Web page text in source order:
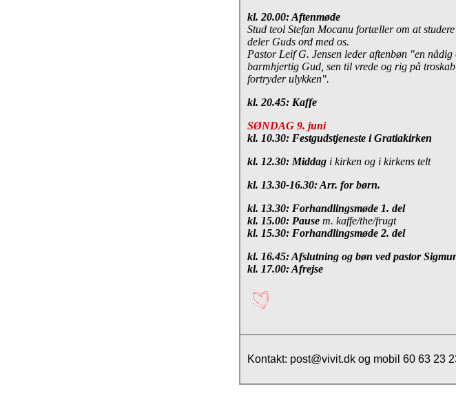
kl. 20.00: Aftenmøde
Stud teol Stefan Mocanu fortæller om at
deler Guds ord med os.
Pastor Leif G. Jensen leder aftenbøn "en nådig
barmhjertig Gud, sen til vrede og rig på
fortryder ulykken".
kl. 20.45: Kaffe
SØNDAG 9. juni
kl. 10.30: Festgudstjeneste i Gratiakirken
kl. 12.30: Middag i kirken og i kirkens telt
kl. 13.30-16.30: Arr. for børn.
kl. 13.30: Forhandlingsmøde 1. del
kl. 15.00: Pause m. kaffe/the/frugt
kl. 15.30: Forhandlingsmøde 2. del
kl. 16.45: Afslutning og bøn ved pastor
kl. 17.00: Afrejse
Kontakt: post@vivit.dk og mobil 60 63 23